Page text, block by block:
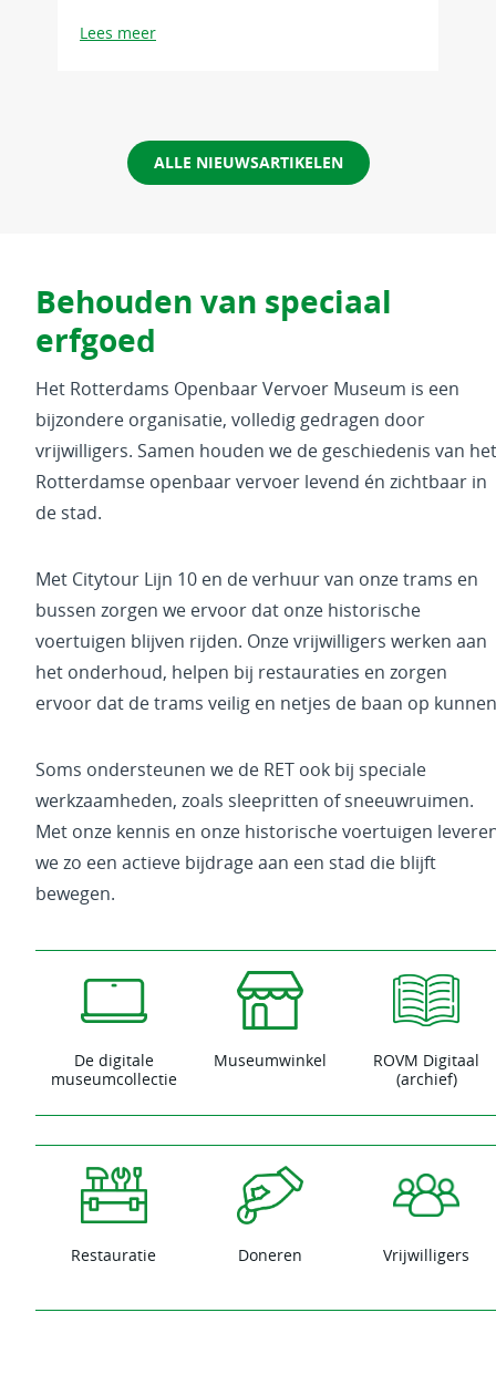
Lees meer
ALLE NIEUWSARTIKELEN
Behouden van speciaal
erfgoed
Het Rotterdams Openbaar Vervoer Museum is een
bijzondere organisatie, volledig gedragen door
vrijwilligers. Samen houden we de geschiedenis van het
Rotterdamse openbaar vervoer levend én zichtbaar in
de stad.
Met Citytour Lijn 10 en de verhuur van onze trams en
bussen zorgen we ervoor dat onze historische
voertuigen blijven rijden. Onze vrijwilligers werken aan
het onderhoud, helpen bij restauraties en zorgen
ervoor dat de trams veilig en netjes de baan op
Soms ondersteunen we de RET ook bij speciale
werkzaamheden, zoals sleepritten of sneeuwruimen.
Met onze kennis en onze historische voertuigen
we zo een actieve bijdrage aan een stad die blijft
bewegen.
De digitale
museumcollectie
Museumwinkel
ROVM Digitaal
(archief)
Restauratie Doneren Vrijwilligers